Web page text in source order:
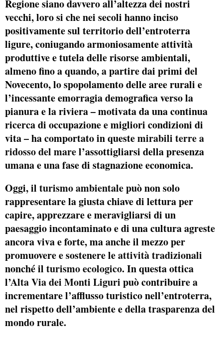
Regione siano davvero all’altezza dei nostri
vecchi, loro si che nei secoli hanno inciso
positivamente sul territorio dell’entroterra
ligure, coniugando armoniosamente attività
produttive e tutela delle risorse ambientali,
almeno fino a quando, a partire dai primi del
Novecento, lo spopolamento delle aree rurali e
l’incessante emorragia demografica verso la
pianura e la riviera – motivata da una continua
ricerca di occupazione e migliori condizioni di
vita – ha comportato in questemirabili terre a
ridosso del marel’assottigliarsi della presenza
umana e una fase di stagnazione economica.
Oggi, il turismo ambientalepuò non solo
rappresentare la giusta chiave di lettura per
capire, apprezzare e meravigliarsi di un
paesaggio incontaminato e di una cultura agreste
ancora viva e forte, ma anche il mezzo per
promuovere e sostenere leattività tradizionali
nonché il turismo ecologico. In questa ottica
l’Alta Via dei Monti Liguri può contribuire a
incrementare l’afflusso turistico nell’entroterra,
nel rispetto dell’ambiente e della trasparenza del
mondo rurale.